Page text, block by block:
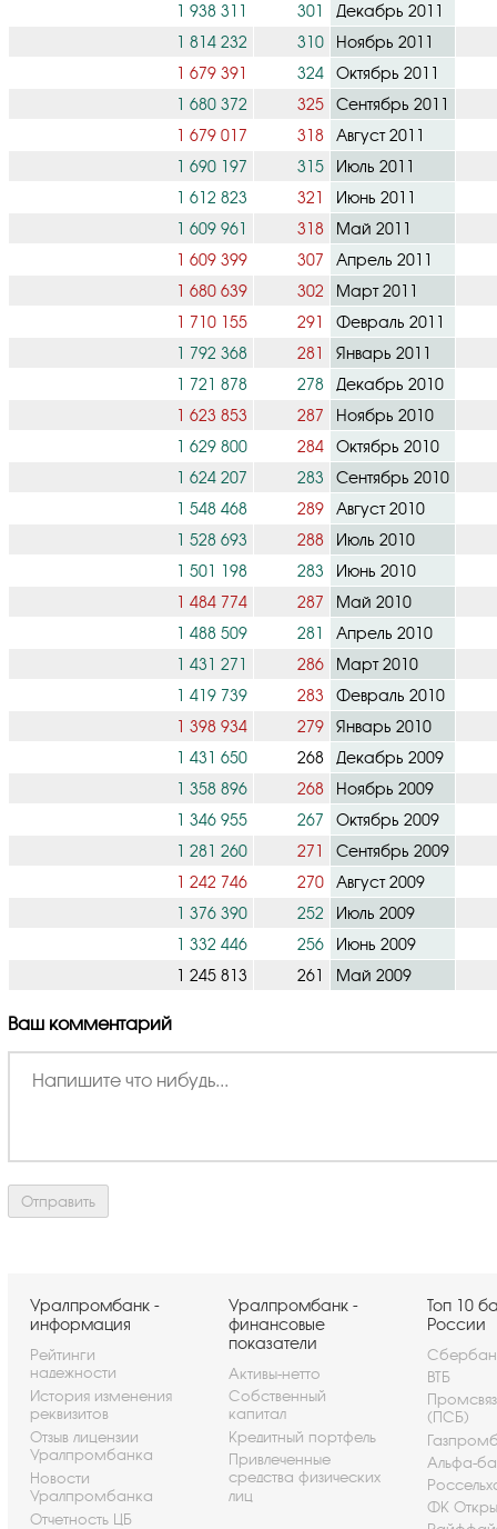
1 938 311
301
Декабрь 2011
1 814 232
310
Ноябрь 2011
1 679 391
324
Октябрь 2011
1 680 372
325
Сентябрь 2011
1 679 017
318
Август 2011
1 690 197
315
Июль 2011
1 612 823
321
Июнь 2011
1 609 961
318
Май 2011
1 609 399
307
Апрель 2011
1 680 639
302
Март 2011
1 710 155
291
Февраль 2011
1 792 368
281
Январь 2011
1 721 878
278
Декабрь 2010
1 623 853
287
Ноябрь 2010
1 629 800
284
Октябрь 2010
1 624 207
283
Сентябрь 2010
1 548 468
289
Август 2010
1 528 693
288
Июль 2010
1 501 198
283
Июнь 2010
1 484 774
287
Май 2010
1 488 509
281
Апрель 2010
1 431 271
286
Март 2010
1 419 739
283
Февраль 2010
1 398 934
279
Январь 2010
1 431 650
268
Декабрь 2009
1 358 896
268
Ноябрь 2009
1 346 955
267
Октябрь 2009
1 281 260
271
Сентябрь 2009
1 242 746
270
Август 2009
1 376 390
252
Июль 2009
1 332 446
256
Июнь 2009
1 245 813
261 Май 2009
Ваш комментарий
Уралпромбанк -
информация
Рейтинги
надежности
История изменения
реквизитов
Отзыв лицензии
Уралпромбанка
Новости
Уралпромбанка
Отчетность ЦБ
Уралпромбанк -
финансовые
показатели
Активы-нетто
Собственный
капитал
Кредитный портфель
Привлеченные
средства физических
лиц
Топ 10
России
ВТБ
(ПСБ)
Альфа-
ФК